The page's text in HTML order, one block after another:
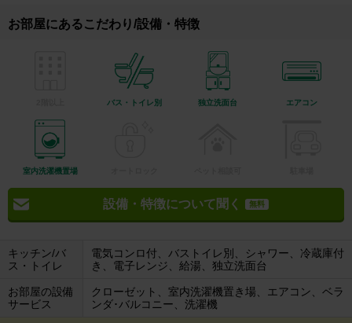
お部屋にあるこだわり/設備・特徴
バス・トイレ別 独立洗面台 エアコン
室内洗濯機置場
設備・特徴について聞く 無料
キッチン/バ
ス・トイレ
電気コンロ付、バストイレ別、シャワー、冷蔵庫付
き、電子レンジ、給湯、独立洗面台
お部屋の設備
サービス
クローゼット、室内洗濯機置き場、エアコン、ベラ
ンダ･バルコニー、洗濯機